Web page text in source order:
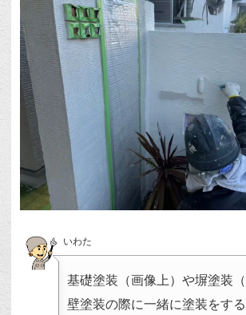
いわた
基礎塗装（画像上）や塀塗装
壁塗装の際に一緒に塗装をす